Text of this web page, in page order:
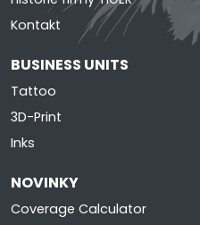
Kontakt
BUSINESS UNITS
Tattoo
3D-Print
Inks
NOVINKY
Coverage Calculator